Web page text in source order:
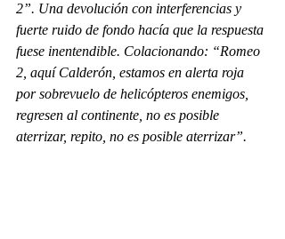
2”. Una devolución con interferencias y
fuerte ruido de fondo hacía que la respuesta
fuese inentendible. Colacionando: “Romeo
2, aquí Calderón, estamos en alerta roja
por sobrevuelo de helicópteros enemigos,
regresen al continente, no es posible
aterrizar, repito, no es posible aterrizar”.